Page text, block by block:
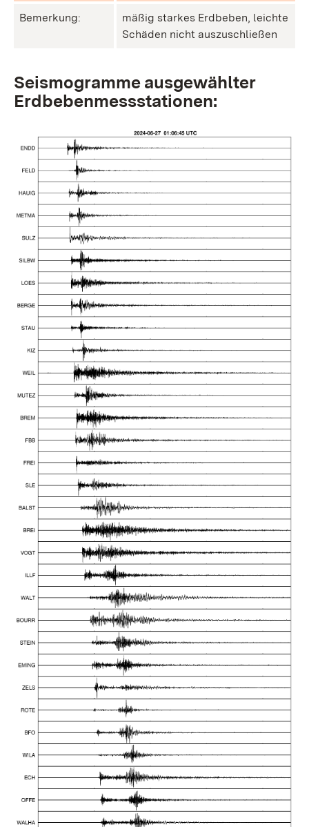
Bemerkung:
mäßig starkes Erdbeben, leichte
Schäden nicht auszuschließen
Seismogramme ausgewählter
Erdbebenmessstationen: